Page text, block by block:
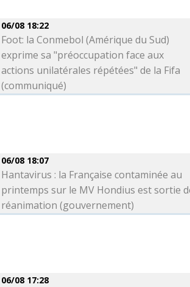
06/08 18:22
Foot: la Conmebol (Amérique du Sud)
exprime sa "préoccupation face aux
actions unilatérales répétées" de la Fifa
(communiqué)
06/08 18:07
Hantavirus : la Française contaminée au
printemps sur le MV Hondius est sortie
réanimation (gouvernement)
06/08 17:28